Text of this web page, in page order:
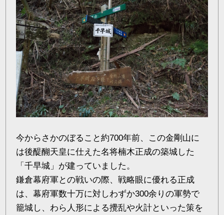
今からさかのぼること約700年前、この金剛山に
は後醍醐天皇に仕えた名将楠木正成の築城した
「千早城」が建っていました。
鎌倉幕府軍との戦いの際、戦略眼に優れる正成
は、幕府軍数十万に対しわずか300余りの軍勢で
籠城し、わら人形による攪乱や火計といった策を